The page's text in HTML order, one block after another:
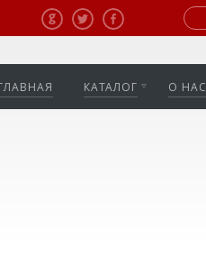
КАТАЛОГ О НАС